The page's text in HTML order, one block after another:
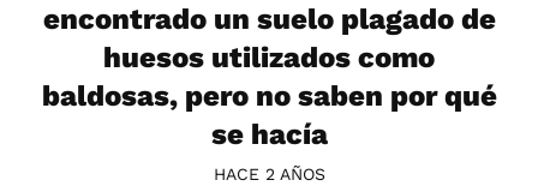
encontrado un suelo plagado de
huesos utilizados como
baldosas, pero no saben por qué
se hacía
HACE 2 AÑOS